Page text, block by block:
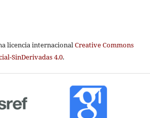
licencia internacionalCreative Commons
SinDerivadas 4.0.